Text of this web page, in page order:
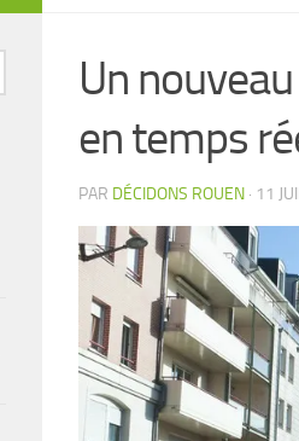
Un
en temps
PAR DÉCIDONS ROUEN · 11